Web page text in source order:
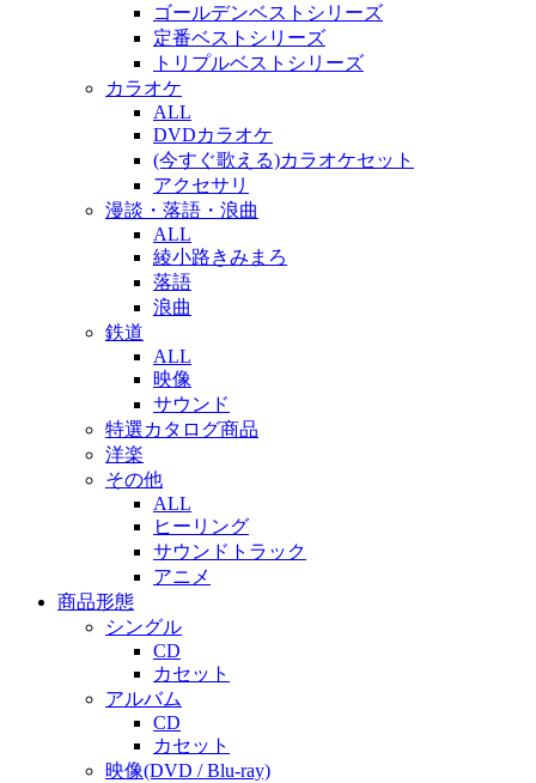
ゴールデンベストシリーズ
定番ベストシリーズ
トリプルベストシリーズ
カラオケ
ALL
DVDカラオケ
(今すぐ歌える)カラオケセット
アクセサリ
漫談・落語・浪曲
ALL
綾小路きみまろ
落語
浪曲
鉄道
ALL
映像
サウンド
特選カタログ商品
洋楽
その他
ALL
ヒーリング
サウンドトラック
アニメ
商品形態
シングル
CD
カセット
アルバム
CD
カセット
映像(DVD / Blu-ray)